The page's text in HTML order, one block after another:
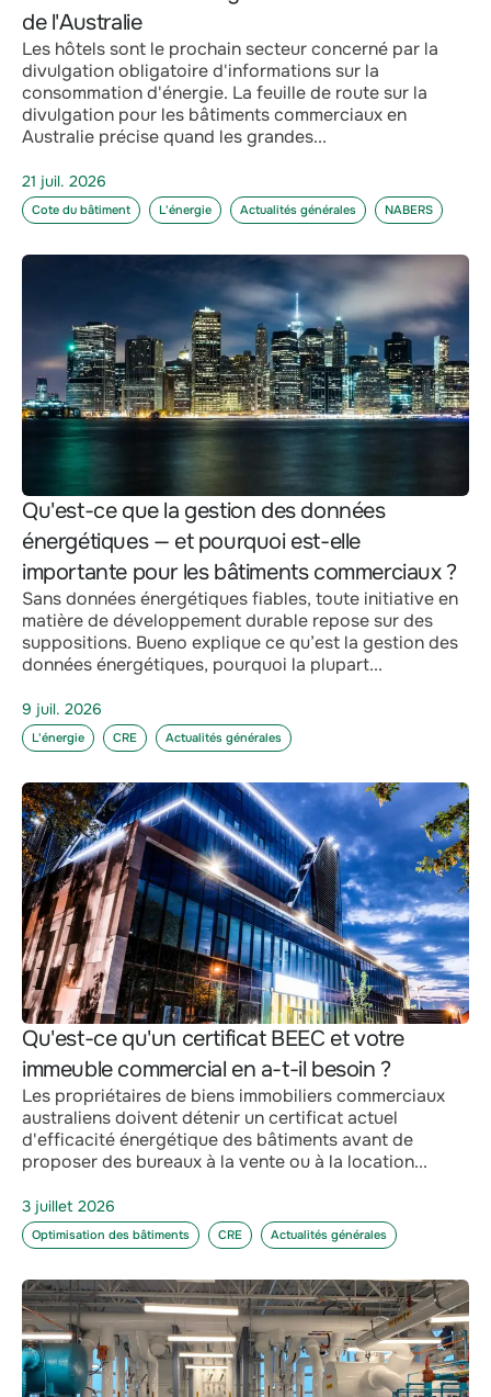
de l'Australie
Les hôtels sont le prochain secteur concerné par la
divulgation obligatoire d'informations sur la
consommation d'énergie. La feuille de route sur la
divulgation pour les bâtiments commerciaux en
Australie précise quand les grandes...
21 juil. 2026
Cote du bâtiment L'énergie Actualités générales NABERS
Qu'est-ce que la gestion des données
énergétiques — et pourquoi est-elle
importante pour les bâtiments commerciaux ?
Sans données énergétiques fiables, toute initiative en
matière de développement durable repose sur des
suppositions. Bueno explique ce qu’est la gestion des
données énergétiques, pourquoi la plupart...
9 juil. 2026
L'énergie CRE Actualités générales
Qu'est-ce qu'un certificat BEEC et votre
immeuble commercial en a-t-il besoin ?
Les propriétaires de biens immobiliers commerciaux
australiens doivent détenir un certificat actuel
d'efficacité énergétique des bâtiments avant de
proposer des bureaux à la vente ou à la location...
3 juillet 2026
Optimisation des bâtiments CRE Actualités générales